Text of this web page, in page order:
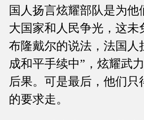
国人扬言炫耀部队是为他
大国家和人民争光，这未
布隆戴尔的说法，法国人
成和平手续中”，炫耀武
后果。可是最后，他们只
的要求走。